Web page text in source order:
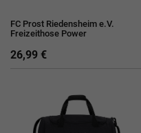
FC Prost Riedensheim e.V.
Freizeithose Power
26,99 €